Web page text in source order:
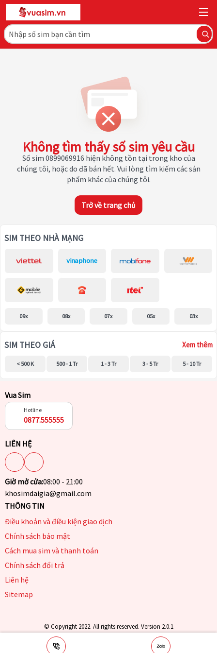
Không tìm thấy số sim yêu cầu
Số sim 0899069916 hiện không tồn tại trong kho của
chúng tôi, hoặc do đã bán hết. Vui lòng tìm kiếm các sản
phẩm khác của chúng tôi.
Trở về trang chủ
SIM THEO NHÀ MẠNG
09x 08x 07x 05x 03x
SIM THEO GIÁ Xem thêm
< 500 K 500 - 1 Tr 1 - 3 Tr 3 - 5 Tr 5 - 10 Tr
Vua Sim
Hotline
0877.555555
LIÊN HỆ
Giờ mở cửa:08:00 - 21:00
khosimdaigia@gmail.com
THÔNG TIN
Điều khoản và điều kiện giao dịch
Chính sách bảo mật
Cách mua sim và thanh toán
Chính sách đổi trả
Liên hệ
Sitemap
© Copyright 2022. All rights reserved. Version 2.0.1